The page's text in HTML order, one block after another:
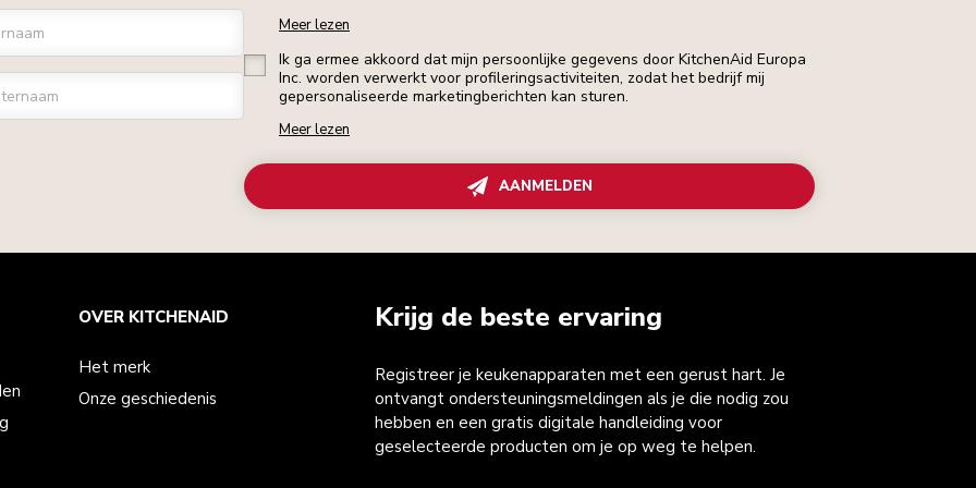
Meer lezen
Ik ga ermee akkoord dat mijn persoonlijke gegevens door KitchenAid Europa
Inc. worden verwerkt voor profileringsactiviteiten, zodat het bedrijf mij
gepersonaliseerde marketingberichten kan sturen.
Meer lezen
AANMELDEN
Krijg de beste ervaring
Registreer je keukenapparaten met een gerust hart. Je
ontvangt ondersteuningsmeldingen als je die nodig zou
hebben en een gratis digitale handleiding voor
geselecteerde producten om je op weg te helpen.
OVER KITCHENAID
Het merk
Onze geschiedenis